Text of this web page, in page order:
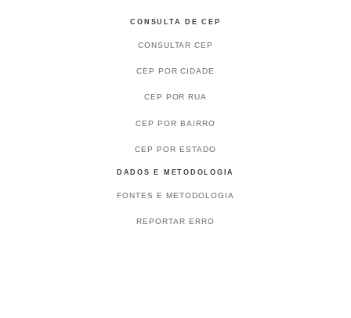
CONSULTA DE CEP
CONSULTAR CEP
CEP POR CIDADE
CEP POR RUA
CEP POR BAIRRO
CEP POR ESTADO
DADOS E METODOLOGIA
FONTES E METODOLOGIA
REPORTAR ERRO